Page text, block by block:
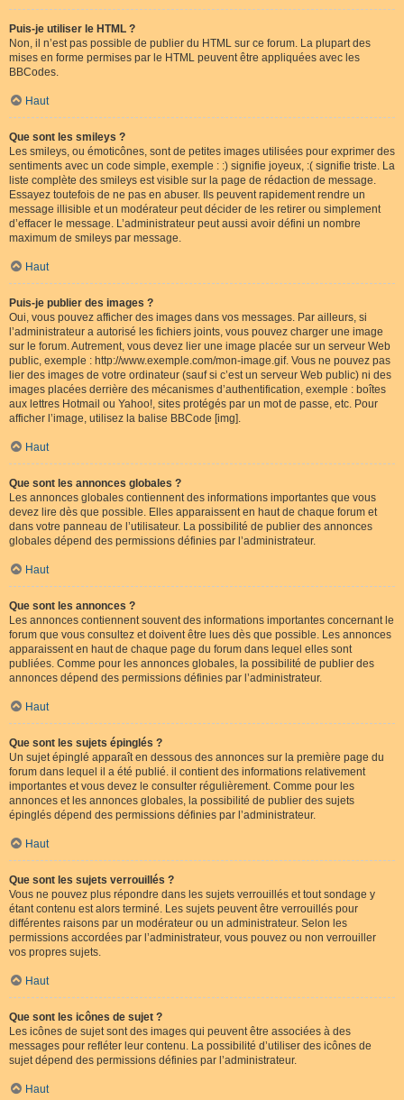
Puis-je utiliser le HTML ?
Non, il n’est pas possible de publier du HTML sur ce forum. La plupart des
mises en forme permises par le HTML peuvent être appliquées avec les
BBCodes.
Haut
Que sont les smileys ?
Les smileys, ou émoticônes, sont de petites images utilisées pour exprimer des
sentiments avec un code simple, exemple : :) signifie joyeux, :( signifie triste. La
liste complète des smileys est visible sur la page de rédaction de message.
Essayez toutefois de ne pas en abuser. Ils peuvent rapidement rendre un
message illisible et un modérateur peut décider de les retirer ou simplement
d’effacer le message. L’administrateur peut aussi avoir défini un nombre
maximum de smileys par message.
Haut
Puis-je publier des images ?
Oui, vous pouvez afficher des images dans vos messages. Par ailleurs, si
l’administrateur a autorisé les fichiers joints, vous pouvez charger une image
sur le forum. Autrement, vous devez lier une image placée sur un serveur Web
public, exemple : http://www.exemple.com/mon-image.gif. Vous ne pouvez pas
lier des images de votre ordinateur (sauf si c’est un serveur Web public) ni des
images placées derrière des mécanismes d’authentification, exemple : boîtes
aux lettres Hotmail ou Yahoo!, sites protégés par un mot de passe, etc. Pour
afficher l’image, utilisez la balise BBCode [img].
Haut
Que sont les annonces globales ?
Les annonces globales contiennent des informations importantes que vous
devez lire dès que possible. Elles apparaissent en haut de chaque forum et
dans votre panneau de l’utilisateur. La possibilité de publier des annonces
globales dépend des permissions définies par l’administrateur.
Haut
Que sont les annonces ?
Les annonces contiennent souvent des informations importantes concernant le
forum que vous consultez et doivent être lues dès que possible. Les annonces
apparaissent en haut de chaque page du forum dans lequel elles sont
publiées. Comme pour les annonces globales, la possibilité de publier des
annonces dépend des permissions définies par l’administrateur.
Haut
Que sont les sujets épinglés ?
Un sujet épinglé apparaît en dessous des annonces sur la première page du
forum dans lequel il a été publié. il contient des informations relativement
importantes et vous devez le consulter régulièrement. Comme pour les
annonces et les annonces globales, la possibilité de publier des sujets
épinglés dépend des permissions définies par l’administrateur.
Haut
Que sont les sujets verrouillés ?
Vous ne pouvez plus répondre dans les sujets verrouillés et tout sondage y
étant contenu est alors terminé. Les sujets peuvent être verrouillés pour
différentes raisons par un modérateur ou un administrateur. Selon les
permissions accordées par l’administrateur, vous pouvez ou non verrouiller
vos propres sujets.
Haut
Que sont les icônes de sujet ?
Les icônes de sujet sont des images qui peuvent être associées à des
messages pour refléter leur contenu. La possibilité d’utiliser des icônes de
sujet dépend des permissions définies par l’administrateur.
Haut